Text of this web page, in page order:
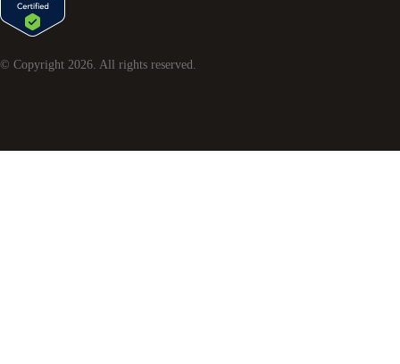
© Copyright 2026 . All rights reserved.